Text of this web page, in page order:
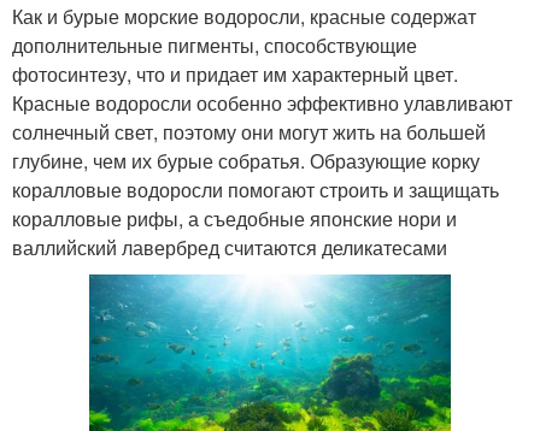
Как и бурые морские водоросли, красные содержат
дополнительные пигменты, способствующие
фотосинтезу, что и придает им характерный цвет.
Красные водоросли особенно эффективно улавливают
солнечный свет, поэтому они могут жить на большей
глубине, чем их бурые собратья. Образующие корку
коралловые водоросли помогают строить и защищать
коралловые рифы, а съедобные японские нори и
валлийский лавербред считаются деликатесами